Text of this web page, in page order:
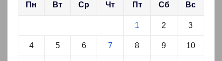
Пн Вт Ср Чт Пт Сб Вс
1 2 3
4 5 6 7 8 9 10